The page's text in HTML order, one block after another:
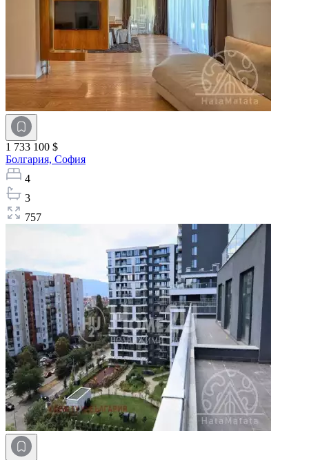
1 733 100 $
Болгария, София
4
3
757